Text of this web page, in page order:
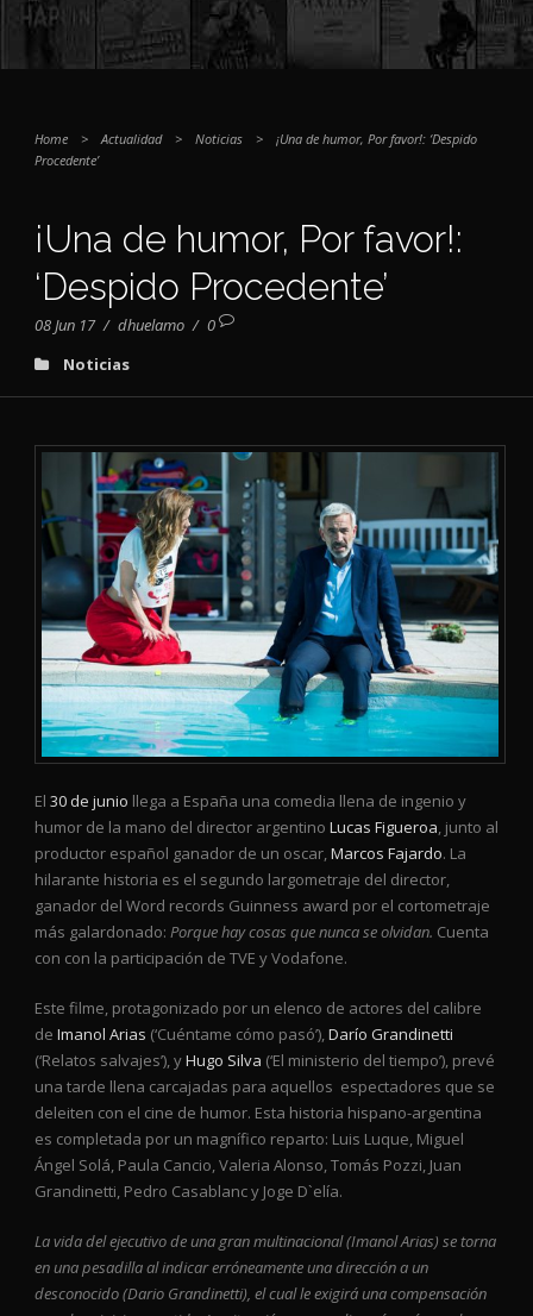
Home > Actualidad > Noticias >
¡Una de humor, Por favor!: ‘Despido
Procedente’
¡Una de humor, Por favor!:
‘Despido Procedente’
08 Jun 17 / dhuelamo / 0
Noticias
El 30 de junio llega a España una comedia llena de ingenio y
humor de la mano del director argentino Lucas Figueroa, junto al
productor español ganador de un oscar,Marcos Fajardo. La
hilarante historia es el segundo largometraje del director,
ganador del Word records Guinness award por el cortometraje
más galardonado: Porque hay cosas que nunca se olvidan. Cuenta
con con la participación de TVE y Vodafone.
Este filme, protagonizado por un elenco de actores del calibre
de Imanol Arias (‘Cuéntame cómo pasó’),Darío Grandinetti
(‘Relatos salvajes’), yHugo Silva (‘El ministerio del tiempo’), prevé
una tarde llena carcajadas para aquellos espectadores que se
deleiten con el cine de humor. Esta historia hispano-argentina
es completada por un magnífico reparto: Luis Luque, Miguel
Ángel Solá, Paula Cancio, Valeria Alonso, Tomás Pozzi, Juan
Grandinetti, Pedro Casablanc y Joge D`elía.
La vida del ejecutivo de una gran multinacional (Imanol Arias) se torna
en una pesadilla al indicar erróneamente una dirección a un
desconocido (Dario Grandinetti), el cual le exigirá una compensación